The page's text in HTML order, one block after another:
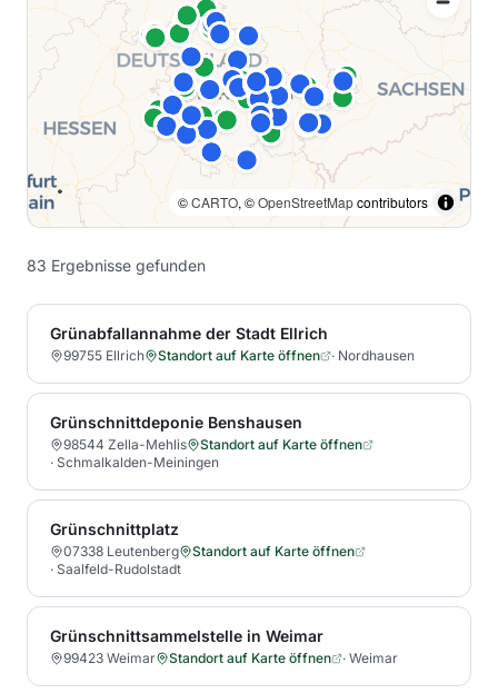
©CARTO, ©OpenStreetMapcontributors
83 Ergebnisse gefunden
Grünabfallannahme der Stadt Ellrich
99755 Ellrich Standort auf Karte öffnen · Nordhausen
Grünschnittdeponie Benshausen
98544 Zella-Mehlis
Standort auf Karte öffnen
· Schmalkalden-Meiningen
Grünschnittplatz
07338 Leutenberg
Standort auf Karte öffnen
· Saalfeld-Rudolstadt
Grünschnittsammelstelle in Weimar
99423 Weimar Standort auf Karte öffnen · Weimar